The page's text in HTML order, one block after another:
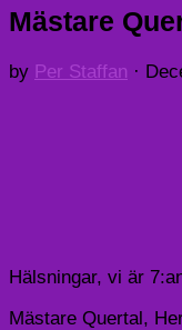
Mästare
by Per Staffan ·
Hälsningar, vi är
Mästare Quertal,